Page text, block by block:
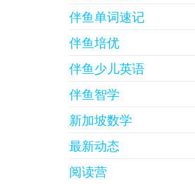
伴鱼单词速记
伴鱼培优
伴鱼少儿英语
伴鱼智学
新加坡数学
最新动态
阅读营